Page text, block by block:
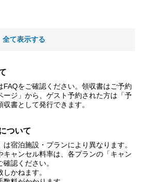
全て表示する
FAQをご確認ください。領収書はご予約
ージ」から、ゲスト予約された方は「予
書として発行できます。
ついて
宿泊施設・プランにより異なります。
キャンセル料率は、各プランの「キャン
認ください。
かねます。